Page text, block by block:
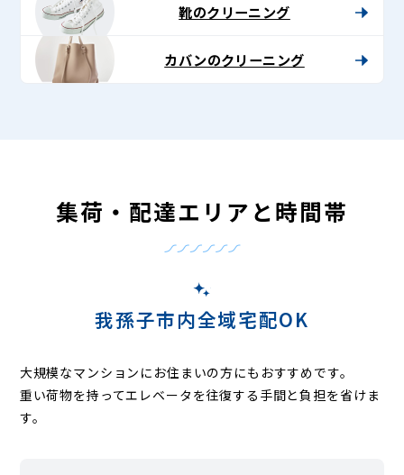
靴のクリーニング
カバンのクリーニング
集荷・配達エリアと時間帯
我孫子市内全域宅配OK
大規模なマンションにお住まいの方にもおすすめです。
重い荷物を持ってエレベータを往復する手間と負担を省けま
す。